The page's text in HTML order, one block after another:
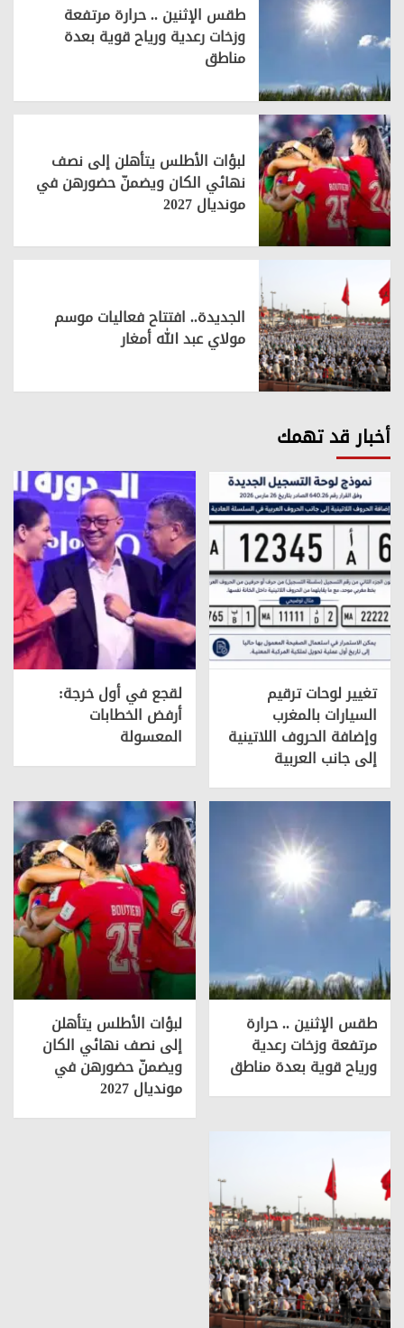
طقس الإثنين .. حرارة مرتفعة
وزخات رعدية ورياح قوية بعدة
مناطق
لبؤات الأطلس يتأهلن إلى نصف
نهائي الكان ويضمنّ حضورهن في
مونديال 2027
الجديدة.. افتتاح فعاليات موسم
مولاي عبد الله أمغار
أخبار قد تهمك
تغيير لوحات ترقيم
السيارات بالمغرب
وإضافة الحروف اللاتينية
إلى جانب العربية
لقجع في أول خرجة:
أرفض الخطابات
المعسولة
طقس الإثنين .. حرارة
مرتفعة وزخات رعدية
ورياح قوية بعدة مناطق
لبؤات الأطلس يتأهلن
إلى نصف نهائي الكان
ويضمنّ حضورهن في
مونديال 2027